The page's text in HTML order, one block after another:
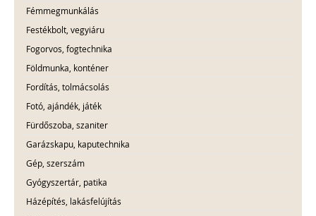
Fémmegmunkálás
Festékbolt, vegyiáru
Fogorvos, fogtechnika
Földmunka, konténer
Fordítás, tolmácsolás
Fotó, ajándék, játék
Fürdőszoba, szaniter
Garázskapu, kaputechnika
Gép, szerszám
Gyógyszertár, patika
Házépítés, lakásfelújítás